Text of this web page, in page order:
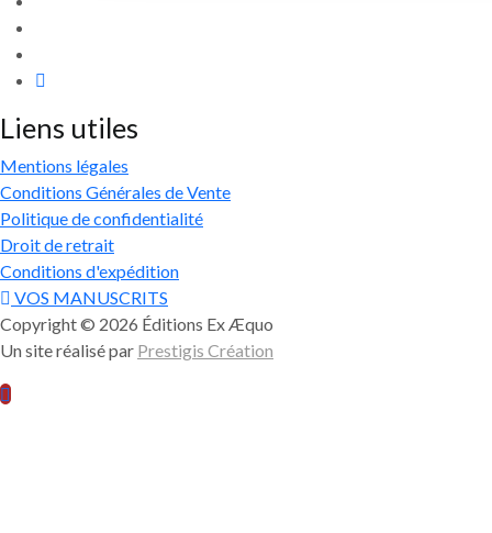
Liens utiles
Mentions légales
Conditions Générales de Vente
Politique de confidentialité
Droit de retrait
Conditions d'expédition
VOS MANUSCRITS
Copyright © 2026 Éditions Ex Æquo
Un site réalisé par Prestigis Création